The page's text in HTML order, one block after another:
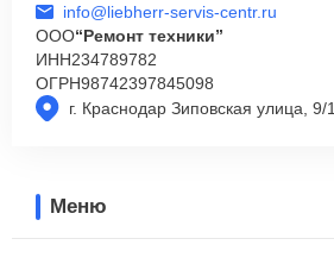
г. Краснодар Зиповская улица, 9/1
info@liebherr-servis-centr.ru
ООО“Ремонт техники”
ИНН234789782
ОГРН98742397845098
Меню